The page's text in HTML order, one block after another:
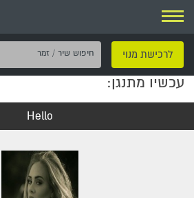
ניווט
לרכישת מנוי
עכשיו מתנגן:
Hello